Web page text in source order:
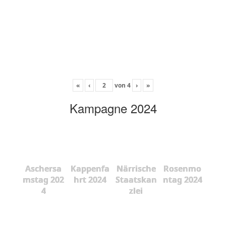
« ‹ von 4 › »
Kampagne 2024
Aschersa
mstag 202
4
Kappenfa
hrt 2024
Närrische
Staatskan
zlei
Rosenmo
ntag 2024